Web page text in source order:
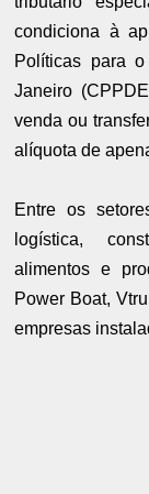
condiciona à
Políticas para
Janeiro
venda ou
alíquota de
Entre os
logística,
alimentos e
Power Boat,
empresas